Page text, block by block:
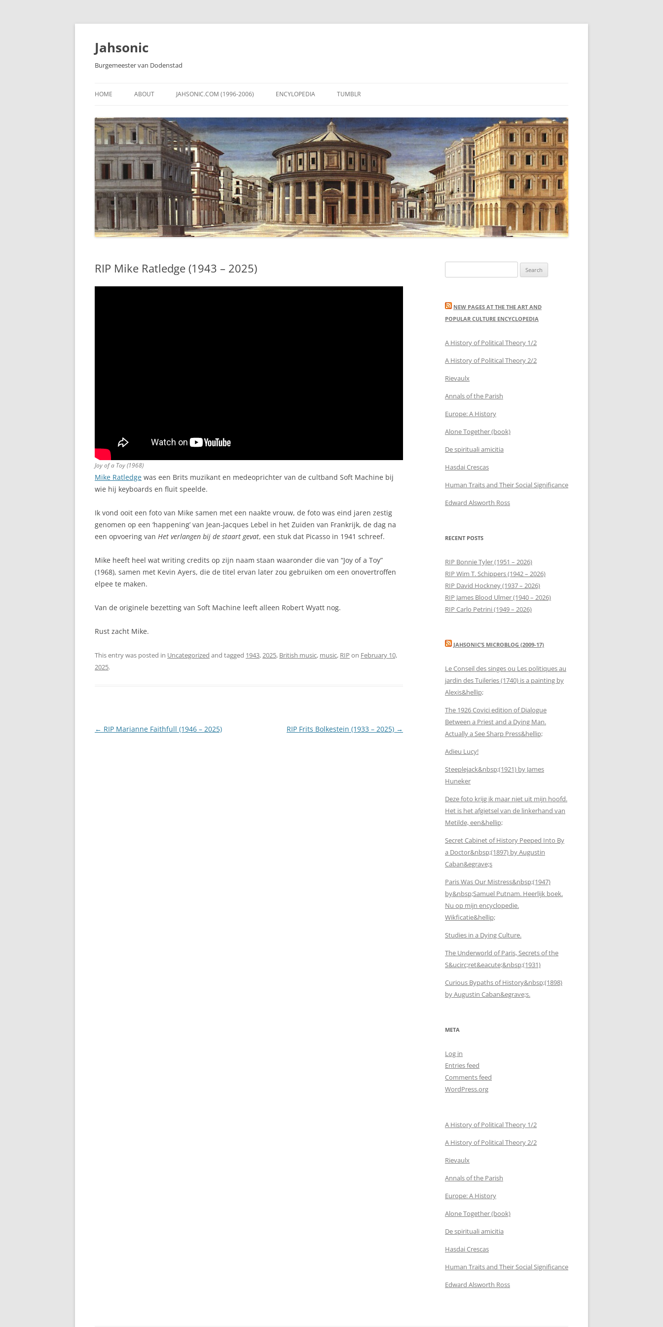
Skip
content
Jahsonic
Burgemeester van Dodenstad
HOME ABOUT JAHSONIC.COM (1996-2006) ENCYLOPEDIA TUMBLR
RIP Mike Ratledge (1943 – 2025)
Joy of a Toy (1968)
Mike Ratledge was een Brits muzikant en medeoprichter van de cultband Soft Machine bij
wie hij keyboards en fluit speelde.
Ik vond ooit een foto van Mike samen met een naakte vrouw, de foto was eind jaren zestig
genomen op een ‘happening’ van Jean-Jacques Lebel in het Zuiden van Frankrijk, de dag na
een opvoering van Het verlangen bij de staart gevat, een stuk dat Picasso in 1941 schreef.
Mike heeft heel wat writing credits op zijn naam staan waaronder die van “Joy of a Toy”
(1968), samen met Kevin Ayers, die de titel ervan later zou gebruiken om een onovertroffen
elpee te maken.
Van de originele bezetting van Soft Machine leeft alleen Robert Wyatt nog.
Rust zacht Mike.
This entry was posted in Uncategorized and tagged 1943,2025, British music, music, RIP on February 10,
2025.
Post
← RIP Marianne Faithfull (1946 – 2025) RIP Frits Bolkestein (1933 – 2025) →
for:
NEW PAGES AT THE THE ART AND
POPULAR CULTURE ENCYCLOPEDIA
A History of Political Theory 1/2
A History of Political Theory 2/2
Rievaulx
Annals of the Parish
Europe: A History
Alone Together (book)
De spirituali amicitia
Hasdai Crescas
Human Traits and Their Social Significance
Edward Alsworth Ross
RECENT POSTS
RIP Bonnie Tyler (1951 – 2026)
RIP Wim T. Schippers (1942 – 2026)
RIP David Hockney (1937 – 2026)
RIP James Blood Ulmer (1940 – 2026)
RIP Carlo Petrini (1949 – 2026)
JAHSONIC’S MICROBLOG (2009-17)
Le Conseil des singes ou Les politiques au
jardin des Tuileries (1740) is a painting by
Alexis&hellip;
The 1926 Covici edition of Dialogue
Between a Priest and a Dying Man.
Actually a See Sharp Press&hellip;
Adieu Lucy!
Steeplejack&nbsp;(1921) by James
Huneker
Deze foto krijg ik maar niet uit mijn hoofd.
Het is het afgietsel van de linkerhand van
Metilde, een&hellip;
Secret Cabinet of History Peeped Into By
a Doctor&nbsp;(1897) by Augustin
Caban&egrave;s
Paris Was Our Mistress&nbsp;(1947)
by&nbsp;Samuel Putnam. Heerlijk boek.
Nu op mijn encyclopedie.
Wikficatie&hellip;
Studies in a Dying Culture.
The Underworld of Paris, Secrets of the
S&ucirc;ret&eacute;&nbsp;(1931)
Curious Bypaths of History&nbsp;(1898)
by Augustin Caban&egrave;s.
META
Log in
Entries feed
Comments feed
WordPress.org
A History of Political Theory 1/2
A History of Political Theory 2/2
Rievaulx
Annals of the Parish
Europe: A History
Alone Together (book)
De spirituali amicitia
Hasdai Crescas
Human Traits and Their Social Significance
Edward Alsworth Ross